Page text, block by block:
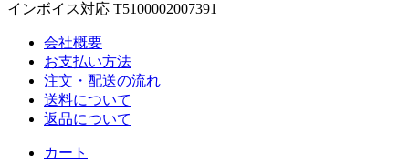
インボイス対応 T5100002007391
会社概要
お支払い方法
注文・配送の流れ
送料について
返品について
カート